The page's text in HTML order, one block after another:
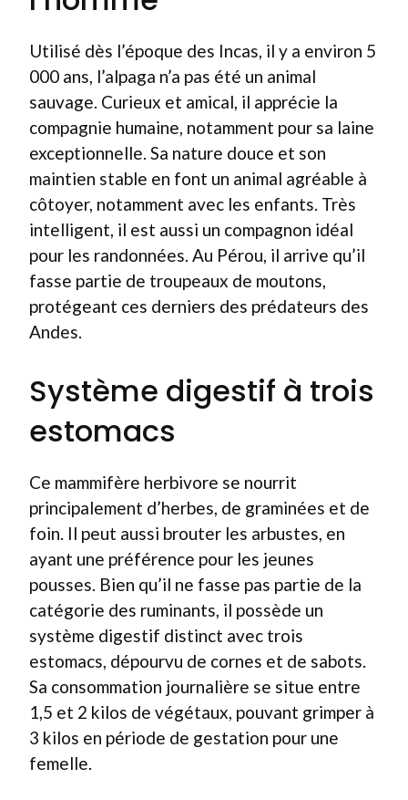
Utilisé dès l’époque des Incas, il y a environ 5
000 ans, l’alpaga n’a pas été un animal
sauvage. Curieux et amical, il apprécie la
compagnie humaine, notamment pour sa laine
exceptionnelle. Sa nature douce et son
maintien stable en font un animal agréable à
côtoyer, notamment avec les enfants. Très
intelligent, il est aussi un compagnon idéal
pour les randonnées. Au Pérou, il arrive qu’il
fasse partie de troupeaux de moutons,
protégeant ces derniers des prédateurs des
Andes.
Système digestif à trois
estomacs
Ce mammifère herbivore se nourrit
principalement d’herbes, de graminées et de
foin. Il peut aussi brouter les arbustes, en
ayant une préférence pour les jeunes
pousses. Bien qu’il ne fasse pas partie de la
catégorie des ruminants, il possède un
système digestif distinct avec trois
estomacs, dépourvu de cornes et de sabots.
Sa consommation journalière se situe entre
1,5 et 2 kilos de végétaux, pouvant grimper à
3 kilos en période de gestation pour une
femelle.